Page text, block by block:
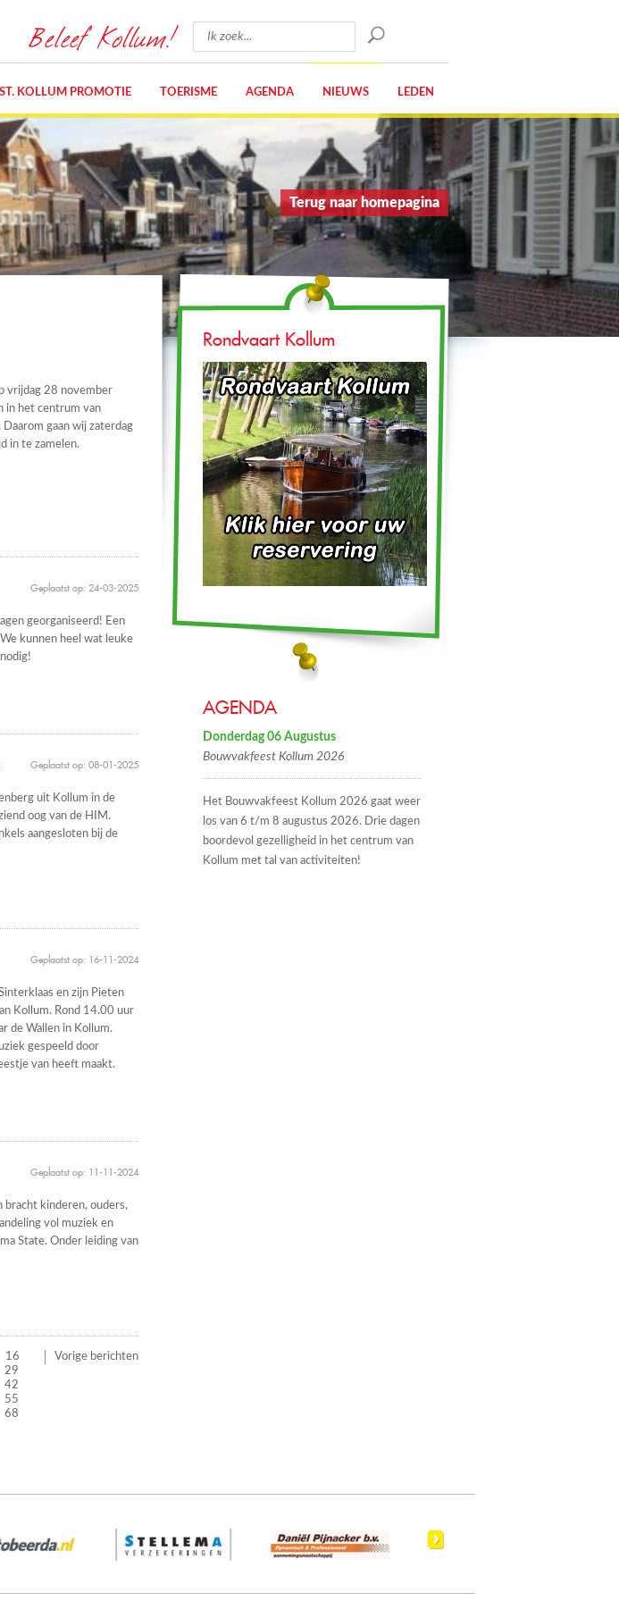
Beleef Kollum!
ST. KOLLUM PROMOTIE TOERISME AGENDA NIEUWS LEDEN
Terug naar homepagina
vrijdag 28 november
in het centrum van
gaan wij zaterdag
in te zamelen.
Geplaatst op: 24-03-2025
georganiseerd! Een
kunnen heel wat leuke
Geplaatst op: 08-01-2025
uit Kollum in de
oog van de HIM.
aangesloten bij de
Geplaatst op: 16-11-2024
en zijn Pieten
Kollum. Rond 14.00 uur
de Wallen in Kollum.
gespeeld door
van heeft maakt.
Geplaatst op: 11-11-2024
kinderen, ouders,
vol muziek en
State. Onder leiding van
16
29
42
55
68
Vorige berichten
Rondvaart Kollum
AGENDA
Donderdag 06 Augustus
Bouwvakfeest Kollum 2026
Het Bouwvakfeest Kollum 2026 gaat weer
los van 6 t/m 8 augustus 2026. Drie dagen
boordevol gezelligheid in het centrum van
Kollum met tal van activiteiten!